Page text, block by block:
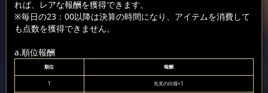
れば、レアな報酬を獲得できます。
※毎日の23：00以降は決算の時間になり、アイテムを消費して
も点数を獲得できません。
a.順位報酬
順位 報酬
1 先見の白猫×1